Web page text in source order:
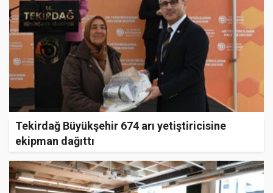
Tekirdağ Büyükşehir 674 arı yetiştiricisine
ekipman dağıttı